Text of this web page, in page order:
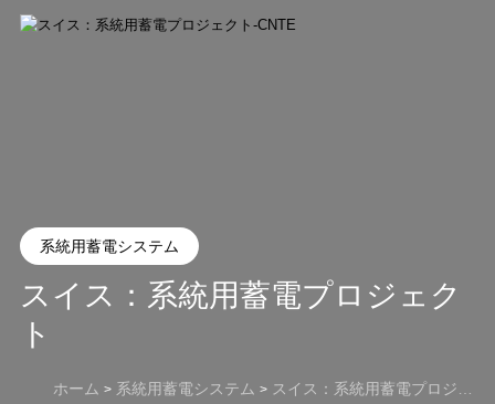
系統用蓄電システム
スイス：系統用蓄電プロジェク
ト
ホーム > 系統用蓄電システム > スイス：系統用蓄電プロジェクト